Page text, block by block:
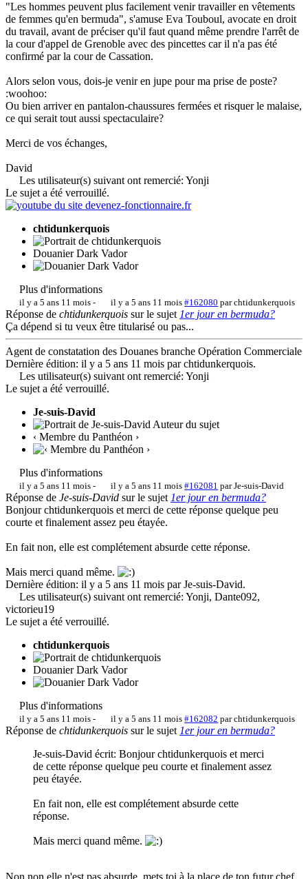
"Les hommes peuvent plus facilement venir travailler en vêtements
de femmes qu'en bermuda", s'amuse Eva Touboul, avocate en droit
du travail, avant de préciser qu'il faut quand même prendre l'arrêt de
la cour d'appel de Grenoble avec des pincettes car il n'a pas été
confirmé par la cour de Cassation.
Alors selon vous, dois-je venir en jupe pour ma prise de poste?
:woohoo:
Ou bien arriver en pantalon-chaussures fermées et risquer le malaise,
ce qui serait tout aussi spectaculaire?
Merci de vos échanges,
David
Les utilisateur(s) suivant ont remercié: Yonji
Le sujet a été verrouillé.
chtidunkerquois
Douanier Dark Vador
Plus d'informations
il y a 5 ans 11 mois- il y a 5 ans 11 mois #162080 parchtidunkerquois
Réponse de chtidunkerquois sur le sujet 1er jour en bermuda?
Ça dépend si tu veux être titularisé ou pas...
Agent de constatation des Douanes branche Opération Commerciale
Dernière édition: il y a 5 ans 11 mois parchtidunkerquois.
Les utilisateur(s) suivant ont remercié: Yonji
Le sujet a été verrouillé.
Je-suis-David
Auteur du sujet
‹ Membre du Panthéon ›
Plus d'informations
il y a 5 ans 11 mois- il y a 5 ans 11 mois #162081 parJe-suis-David
Réponse de Je-suis-David sur le sujet 1er jour en bermuda?
Bonjour chtidunkerquois et merci de cette réponse quelque peu
courte et finalement assez peu étayée.
En fait non, elle est complétement absurde cette réponse.
Mais merci quand même.
Dernière édition: il y a 5 ans 11 mois parJe-suis-David.
Les utilisateur(s) suivant ont remercié: Yonji, Dante092,
victorieu19
Le sujet a été verrouillé.
chtidunkerquois
Douanier Dark Vador
Plus d'informations
il y a 5 ans 11 mois- il y a 5 ans 11 mois #162082 parchtidunkerquois
Réponse de chtidunkerquois sur le sujet 1er jour en bermuda?
Je-suis-David écrit: Bonjour chtidunkerquois et merci
de cette réponse quelque peu courte et finalement assez
peu étayée.
En fait non, elle est complétement absurde cette
réponse.
Mais merci quand même.
Non non elle n'est pas absurde, mets toi à la place de ton futur chef